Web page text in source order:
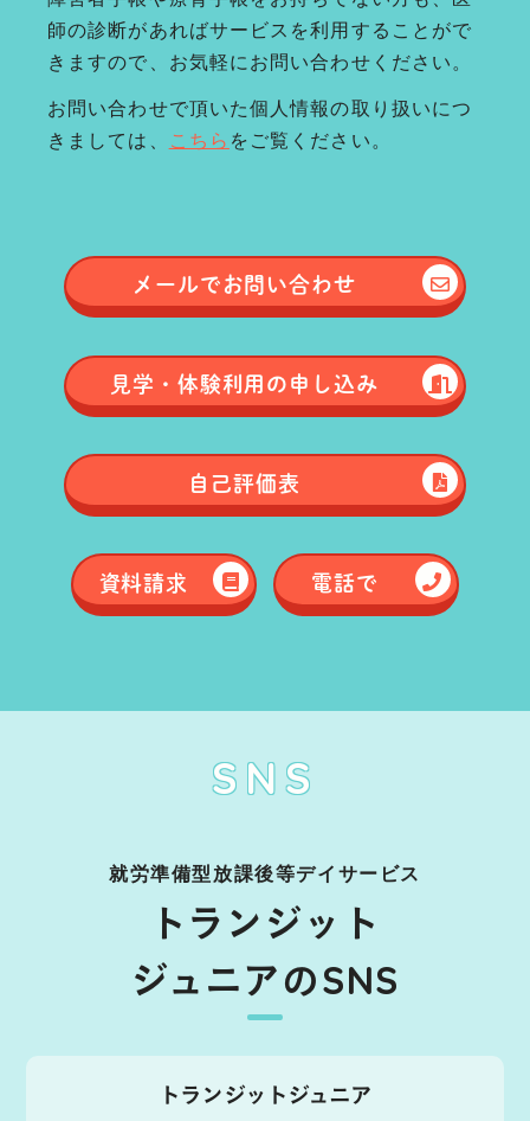
師の診断があればサービスを利用することがで
きますので、お気軽にお問い合わせください。
お問い合わせで頂いた個人情報の取り扱いにつ
きましては、
こちら をご覧ください。
メールでお問い合わせ
見学・体験利用の申し込み
自己評価表
資料請求 電話で
SNS
就労準備型放課後等デイサービス
トランジット
ジュニアのSNS
トランジットジュニア